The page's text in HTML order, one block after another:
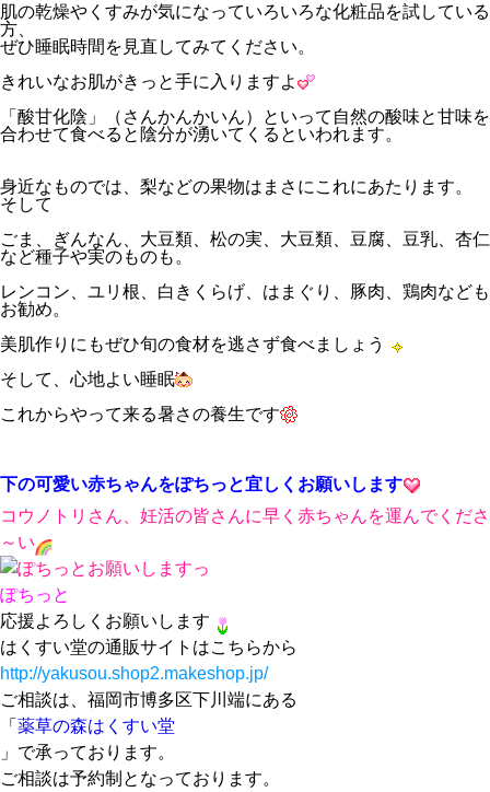
肌の乾燥やくすみが気になっていろいろな化粧品を試している
方、
ぜひ睡眠時間を見直してみてください。
きれいなお肌がきっと手に入りますよ
「酸甘化陰」（さんかんかいん）といって自然の酸味と甘味を
合わせて食べると陰分が湧いてくるといわれます。
身近なものでは、梨などの果物はまさにこれにあたります。
そして
ごま、ぎんなん、大豆類、松の実、大豆類、豆腐、豆乳、杏仁
など種子や実のものも。
レンコン、ユリ根、白きくらげ、はまぐり、豚肉、鶏肉なども
お勧め。
美肌作りにもぜひ旬の食材を逃さず食べましょう
そして、心地よい睡眠
これからやって来る暑さの養生です
下の可愛い赤ちゃんをぽちっと宜しくお願いします
コウノトリさん、妊活の皆さんに早く赤ちゃんを運んでくださ
～い
ぽちっと
応援よろしくお願いします
はくすい堂の通販サイトはこちらから
http://yakusou.shop2.makeshop.jp/
ご相談は、福岡市博多区下川端にある
「 薬草の森はくすい堂
」で承っております。
ご相談は予約制となっております。